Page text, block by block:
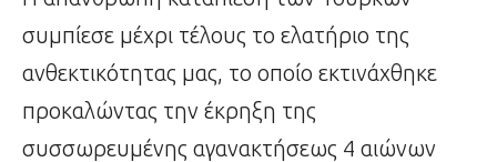
συμπίεσε μέχρι τέλους το ελατήριο της
ανθεκτικότητας μας, το οποίο εκτινάχθηκε
προκαλώντας την έκρηξη της
συσσωρευμένης αγανακτήσεως 4 αιώνων